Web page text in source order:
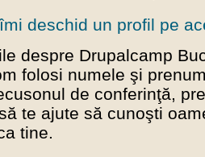
deschid un profil pe
despre Drupalcamp
folosi numele şi
de conferinţă,
te ajute să cunoşti
tine.